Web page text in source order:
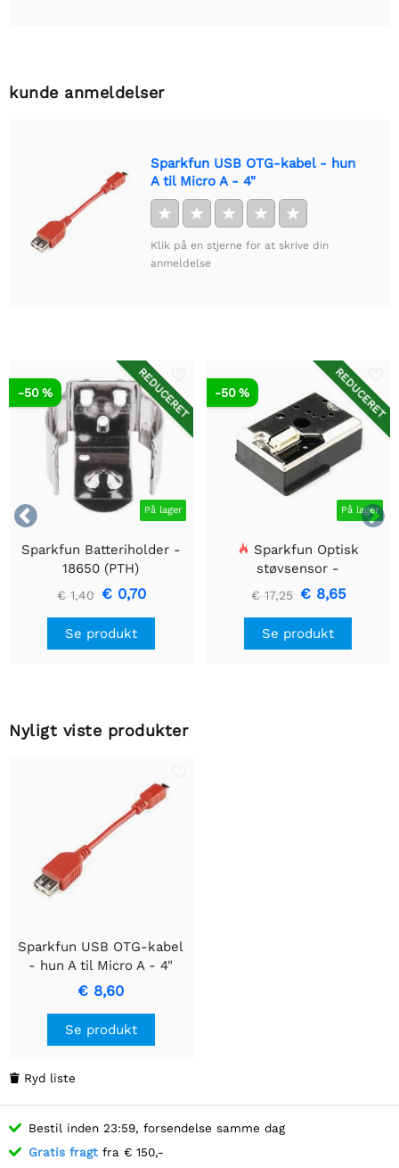
kunde anmeldelser
Sparkfun USB OTG-kabel - hun
A til Micro A - 4"
★ ★ ★ ★ ★
Klik på en stjerne for at skrive din
anmeldelse


REDUCERET
På lager
-50 %
Sparkfun Batteriholder -
18650 (PTH)
€ 1,40 € 0,70
Se produkt
REDUCERET
På lager
-50 %
Sparkfun Optisk
støvsensor -
GP2Y1010AU0F
€ 17,25 € 8,65
Se produkt
Nyligt viste produkter
Sparkfun USB OTG-kabel
- hun A til Micro A - 4"
€ 8,60
Se produkt
 Ryd liste
Bestil inden 23:59, forsendelse samme dag
Gratis fragt fra € 150,-